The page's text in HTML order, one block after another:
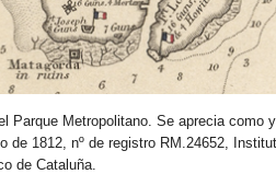
Parque Metropolitano. Se aprecia como
de 1812, nº de registro RM.24652,
de Cataluña.